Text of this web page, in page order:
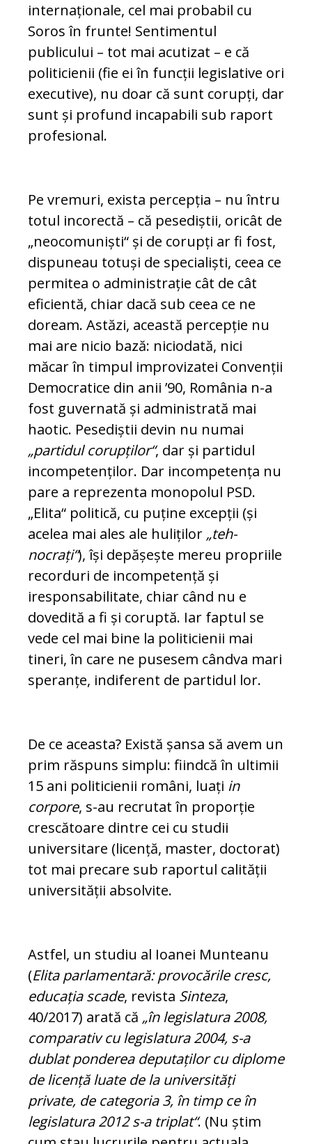
internaționale, cel mai probabil cu
Soros în frun­te! Sentimentul
publicului – tot mai acutizat – e că
politicienii (fie ei în funcții legislative ori
exe­cutive), nu doar că sunt corupți, dar
sunt și pro­fund incapabili sub raport
profesional.
Pe vremuri, exista percepția – nu întru
totul in­corectă – că pesediștii, oricât de
„neocomuniști“ și de corupți ar fi fost,
dispuneau totuși de spe­cia­liști, ceea ce
permitea o administrație cât de cât
eficientă, chiar dacă sub ceea ce ne
doream. As­tăzi, această percepție nu
mai are nicio bază: ni­ciodată, nici
măcar în timpul improvizatei Con­venții
Democratice din anii ’90, România n-a
fost guvernată și administrată mai
haotic. Pesediștii de­vin nu numai
„partidul corupților“, dar și par­tidul
incompetenților. Dar incompetența nu
pare a reprezenta monopolul PSD.
„Elita“ politică, cu puține excepții (și
acelea mai ales ale huliților „teh­
nocrați“), își depășește mereu propriile
re­cor­duri de incompetență și
iresponsabilitate, chiar când nu e
dovedită a fi și coruptă. Iar faptul se
vede cel mai bine la politicienii mai
tineri, în care ne pusesem cândva mari
speranțe, indiferent de par­tidul lor.
De ce aceasta? Există șansa să avem un
prim răs­puns simplu: fiindcă în ultimii
15 ani politicienii români, luați in
corpore, s-au recrutat în pro­porție
crescătoare dintre cei cu studii
universitare (licență, master, doctorat)
tot mai precare sub ra­portul calității
universității absolvite.
Astfel, un studiu al Ioanei Munteanu
(Elita par­lamentară: provocările cresc,
educația scade, re­vista Sinteza,
40/2017) arată că „în legislatura 2008,
comparativ cu legislatura 2004, s-a
dublat ponderea deputaților cu diplome
de licență luate de la universități
private, de categoria 3, în timp ce în
legislatura 2012 s-a triplat“. (Nu știm